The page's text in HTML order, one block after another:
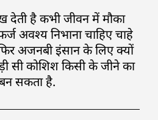
देती है कभी जीवन में मौका
अवश्य निभाना चाहिए चाहे
अजनबी इंसान के लिए क्यों
सी कोशिश किसी के जीने का
सकता है.